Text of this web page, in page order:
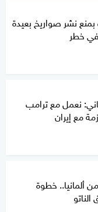
بمنع نشر صواريخ بعيدة
في خطر
نعمل مع ترامب
مع إيران
ألمانيا.. خطوة